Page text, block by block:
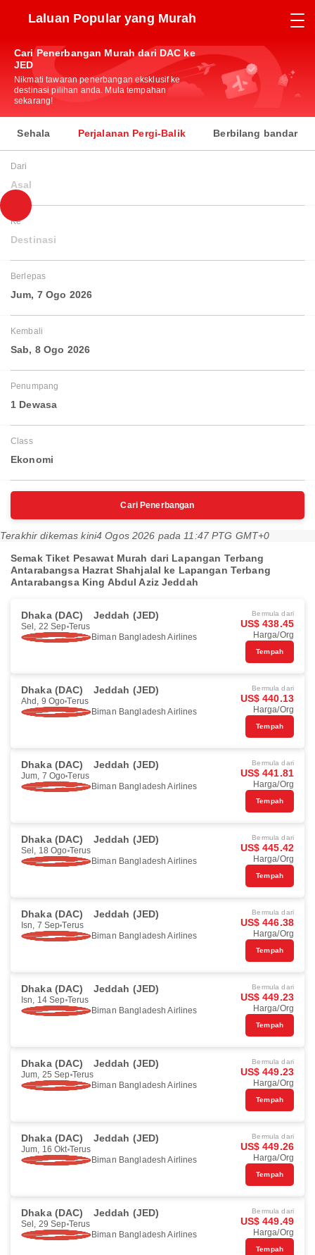
Laluan Popular yang Murah
Cari Penerbangan Murah dari DAC ke
JED
Nikmati tawaran penerbangan eksklusif ke
destinasi pilihan anda. Mula tempahan
sekarang!
Sehala Perjalanan Pergi-Balik Berbilang bandar
Dari
Asal
Ke
Destinasi
Berlepas
Jum, 7 Ogo 2026
Kembali
Sab, 8 Ogo 2026
Penumpang
1 Dewasa
Class
Ekonomi
Cari Penerbangan
Terakhir dikemas kini4 Ogos 2026 pada 11:47 PTG GMT+0
Semak Tiket Pesawat Murah dari Lapangan Terbang
Antarabangsa Hazrat Shahjalal ke Lapangan Terbang
Antarabangsa King Abdul Aziz Jeddah
Dhaka (DAC) Jeddah (JED)
Sel, 22 Sep Terus
Biman Bangladesh Airlines
Bermula dari
US$ 438.45
Harga/Org
Tempah
Dhaka (DAC) Jeddah (JED)
Ahd, 9 Ogo Terus
Biman Bangladesh Airlines
Bermula dari
US$ 440.13
Harga/Org
Tempah
Dhaka (DAC) Jeddah (JED)
Jum, 7 Ogo Terus
Biman Bangladesh Airlines
Bermula dari
US$ 441.81
Harga/Org
Tempah
Dhaka (DAC) Jeddah (JED)
Sel, 18 Ogo Terus
Biman Bangladesh Airlines
Bermula dari
US$ 445.42
Harga/Org
Tempah
Dhaka (DAC) Jeddah (JED)
Isn, 7 Sep Terus
Biman Bangladesh Airlines
Bermula dari
US$ 446.38
Harga/Org
Tempah
Dhaka (DAC) Jeddah (JED)
Isn, 14 Sep Terus
Biman Bangladesh Airlines
Bermula dari
US$ 449.23
Harga/Org
Tempah
Dhaka (DAC) Jeddah (JED)
Jum, 25 Sep Terus
Biman Bangladesh Airlines
Bermula dari
US$ 449.23
Harga/Org
Tempah
Dhaka (DAC) Jeddah (JED)
Jum, 16 Okt Terus
Biman Bangladesh Airlines
Bermula dari
US$ 449.26
Harga/Org
Tempah
Dhaka (DAC) Jeddah (JED)
Sel, 29 Sep Terus
Biman Bangladesh Airlines
Bermula dari
US$ 449.49
Harga/Org
Tempah